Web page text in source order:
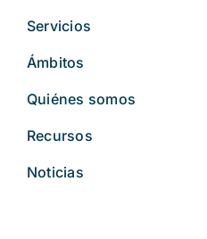
Servicios
Ámbitos
Quiénes somos
Recursos
Noticias